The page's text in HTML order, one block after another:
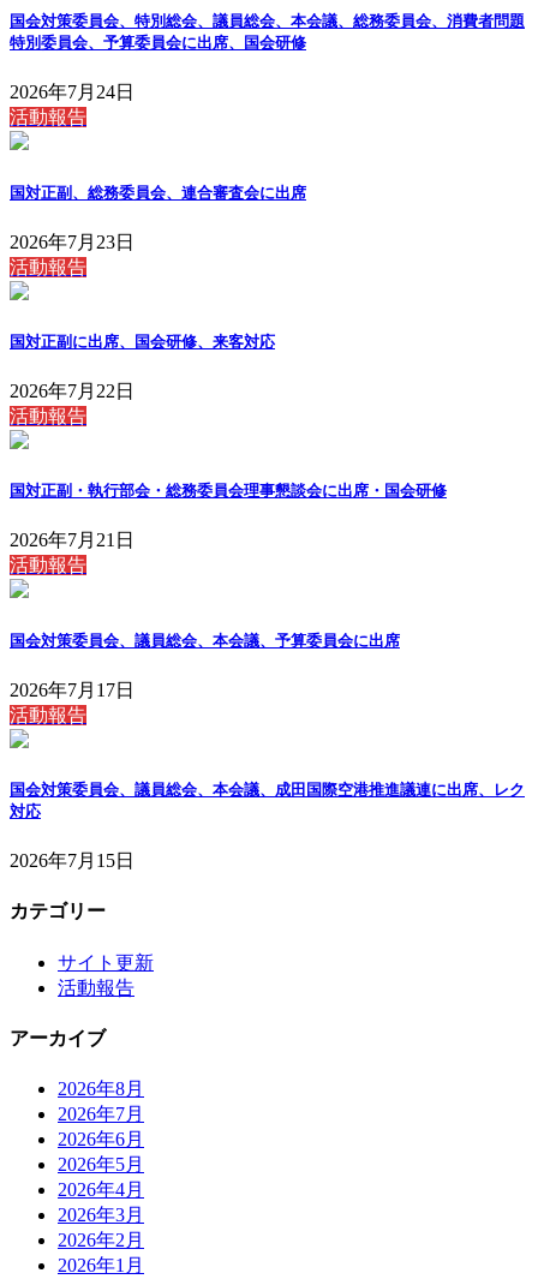
国会対策委員会、特別総会、議員総会、本会議、総務委員会、消費者問題
特別委員会、予算委員会に出席、国会研修
2026年7月24日
活動報告
国対正副、総務委員会、連合審査会に出席
2026年7月23日
活動報告
国対正副に出席、国会研修、来客対応
2026年7月22日
活動報告
国対正副・執行部会・総務委員会理事懇談会に出席・国会研修
2026年7月21日
活動報告
国会対策委員会、議員総会、本会議、予算委員会に出席
2026年7月17日
活動報告
国会対策委員会、議員総会、本会議、成田国際空港推進議連に出席、レク
対応
2026年7月15日
カテゴリー
サイト更新
活動報告
アーカイブ
2026年8月
2026年7月
2026年6月
2026年5月
2026年4月
2026年3月
2026年2月
2026年1月